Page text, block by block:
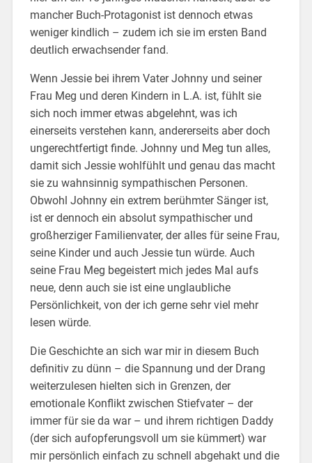
mancher Buch-Protagonist ist dennoch etwas
weniger kindlich – zudem ich sie im ersten Band
deutlich erwachsender fand.
Wenn Jessie bei ihrem Vater Johnny und seiner
Frau Meg und deren Kindern in L.A. ist, fühlt sie
sich noch immer etwas abgelehnt, was ich
einerseits verstehen kann, andererseits aber doch
ungerechtfertigt finde. Johnny und Meg tun alles,
damit sich Jessie wohlfühlt und genau das macht
sie zu wahnsinnig sympathischen Personen.
Obwohl Johnny ein extrem berühmter Sänger ist,
ist er dennoch ein absolut sympathischer und
großherziger Familienvater, der alles für seine Frau,
seine Kinder und auch Jessie tun würde. Auch
seine Frau Meg begeistert mich jedes Mal aufs
neue, denn auch sie ist eine unglaubliche
Persönlichkeit, von der ich gerne sehr viel mehr
lesen würde.
Die Geschichte an sich war mir in diesem Buch
definitiv zu dünn – die Spannung und der Drang
weiterzulesen hielten sich in Grenzen, der
emotionale Konflikt zwischen Stiefvater – der
immer für sie da war – und ihrem richtigen Daddy
(der sich aufopferungsvoll um sie kümmert) war
mir persönlich einfach zu schnell abgehakt und die